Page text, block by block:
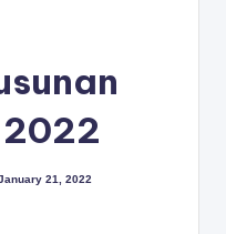
2022
21, 2022